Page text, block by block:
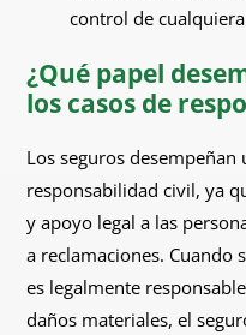
control de
¿Qué papel
los casos de
Los seguros
responsabilidad civil, ya
y apoyo legal a las
a reclamaciones. Cuando
es legalmente
daños materiales, el